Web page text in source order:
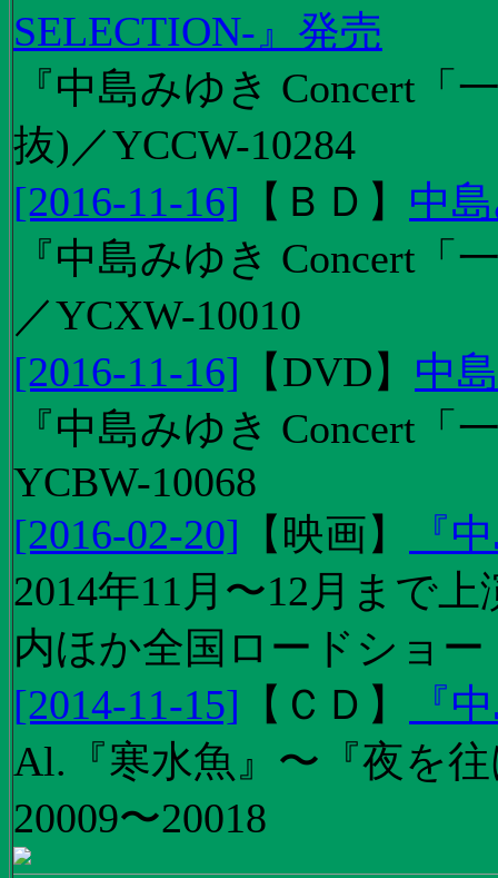
SELECTION-』発売
『中島みゆき Concert
抜)／YCCW-10284
[2016-11-16] 【 ＢＤ 】 中
『中島みゆき Concert
／YCXW-10010
[2016-11-16] 【DVD】 中
『中島みゆき Concert
YCBW-10068
[2016-02-20] 【 映画】
『
2014年11月〜12月まで
内ほか全国ロードショー
[2014-11-15] 【 ＣＤ 】
『
Al.『寒水魚』〜『夜を
20009〜20018